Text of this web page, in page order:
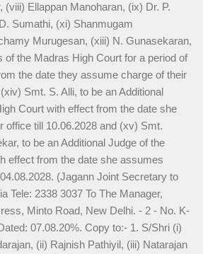
(viii) Ellappan Manoharan, (ix) Dr. P.
Sumathi, (xi) Shanmugam
Murugesan, (xiii) N. Gunasekaran,
of the Madras High Court for a period of
the date they assume charge of their
Smt. S. Alli, to be an Additional
Court with effect from the date she
office till 10.06.2028 and (xv) Smt.
to be an Additional Judge of the
effect from the date she assumes
(Jagann Joint Secretary to
Tele: 2338 3037 To The Manager,
Minto Road, New Delhi. - 2 - No. K-
07.08.20%. Copy to:- 1. S/Shri (i)
(ii) Rajnish Pathiyil, (iii) Natarajan